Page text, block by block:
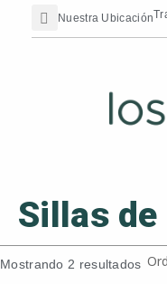
contenido
Nuestra Ubicación
Search
Sillas de
Mostrando 2 resultados